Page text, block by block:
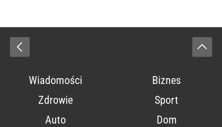
Wiadomości
Biznes
Zdrowie
Sport
Auto
Dom